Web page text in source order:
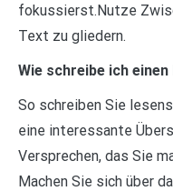
fokussierst.Nutze
Text zu gliedern.
Wie schreibe ich
So schreiben Sie
eine interessante
Versprechen, das Sie
Machen Sie sich über